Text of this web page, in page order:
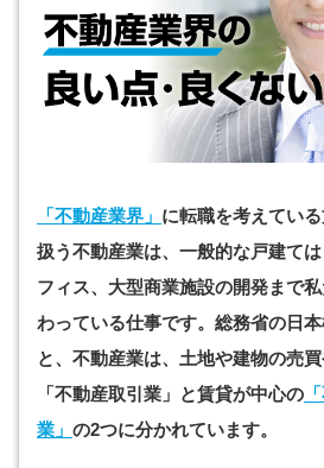
「不動産業界」 に転職を考えてい
扱う不動産業は、一般的な戸建て
フィス、大型商業施設の開発まで
わっている仕事です。総務省の日
と、不動産業は、土地や建物の売
「不動産取引業 」と賃貸が中心の
業」 の2つに分かれています。